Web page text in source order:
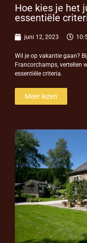
Hoe kies je het
essentiële
juni 12, 2023
Wil je op vakantie gaan?
Francorchamps, vertellen
essentiële criteria.
Meer lezen